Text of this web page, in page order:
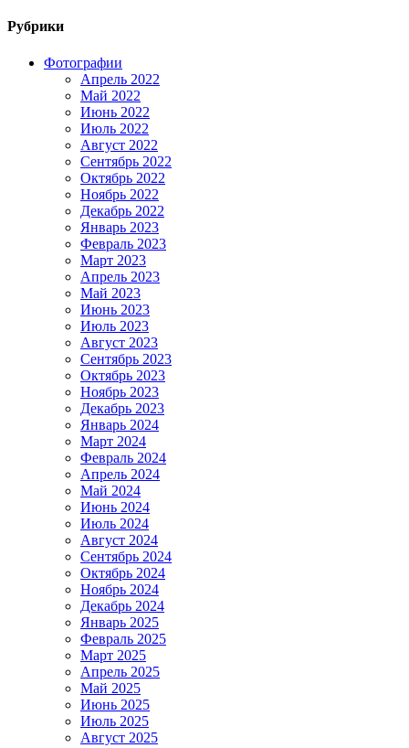
Рубрики
Фотографии
Апрель 2022
Май 2022
Июнь 2022
Июль 2022
Август 2022
Сентябрь 2022
Октябрь 2022
Ноябрь 2022
Декабрь 2022
Январь 2023
Февраль 2023
Март 2023
Апрель 2023
Май 2023
Июнь 2023
Июль 2023
Август 2023
Сентябрь 2023
Октябрь 2023
Ноябрь 2023
Декабрь 2023
Январь 2024
Март 2024
Февраль 2024
Апрель 2024
Май 2024
Июнь 2024
Июль 2024
Август 2024
Сентябрь 2024
Октябрь 2024
Ноябрь 2024
Декабрь 2024
Январь 2025
Февраль 2025
Март 2025
Апрель 2025
Май 2025
Июнь 2025
Июль 2025
Август 2025